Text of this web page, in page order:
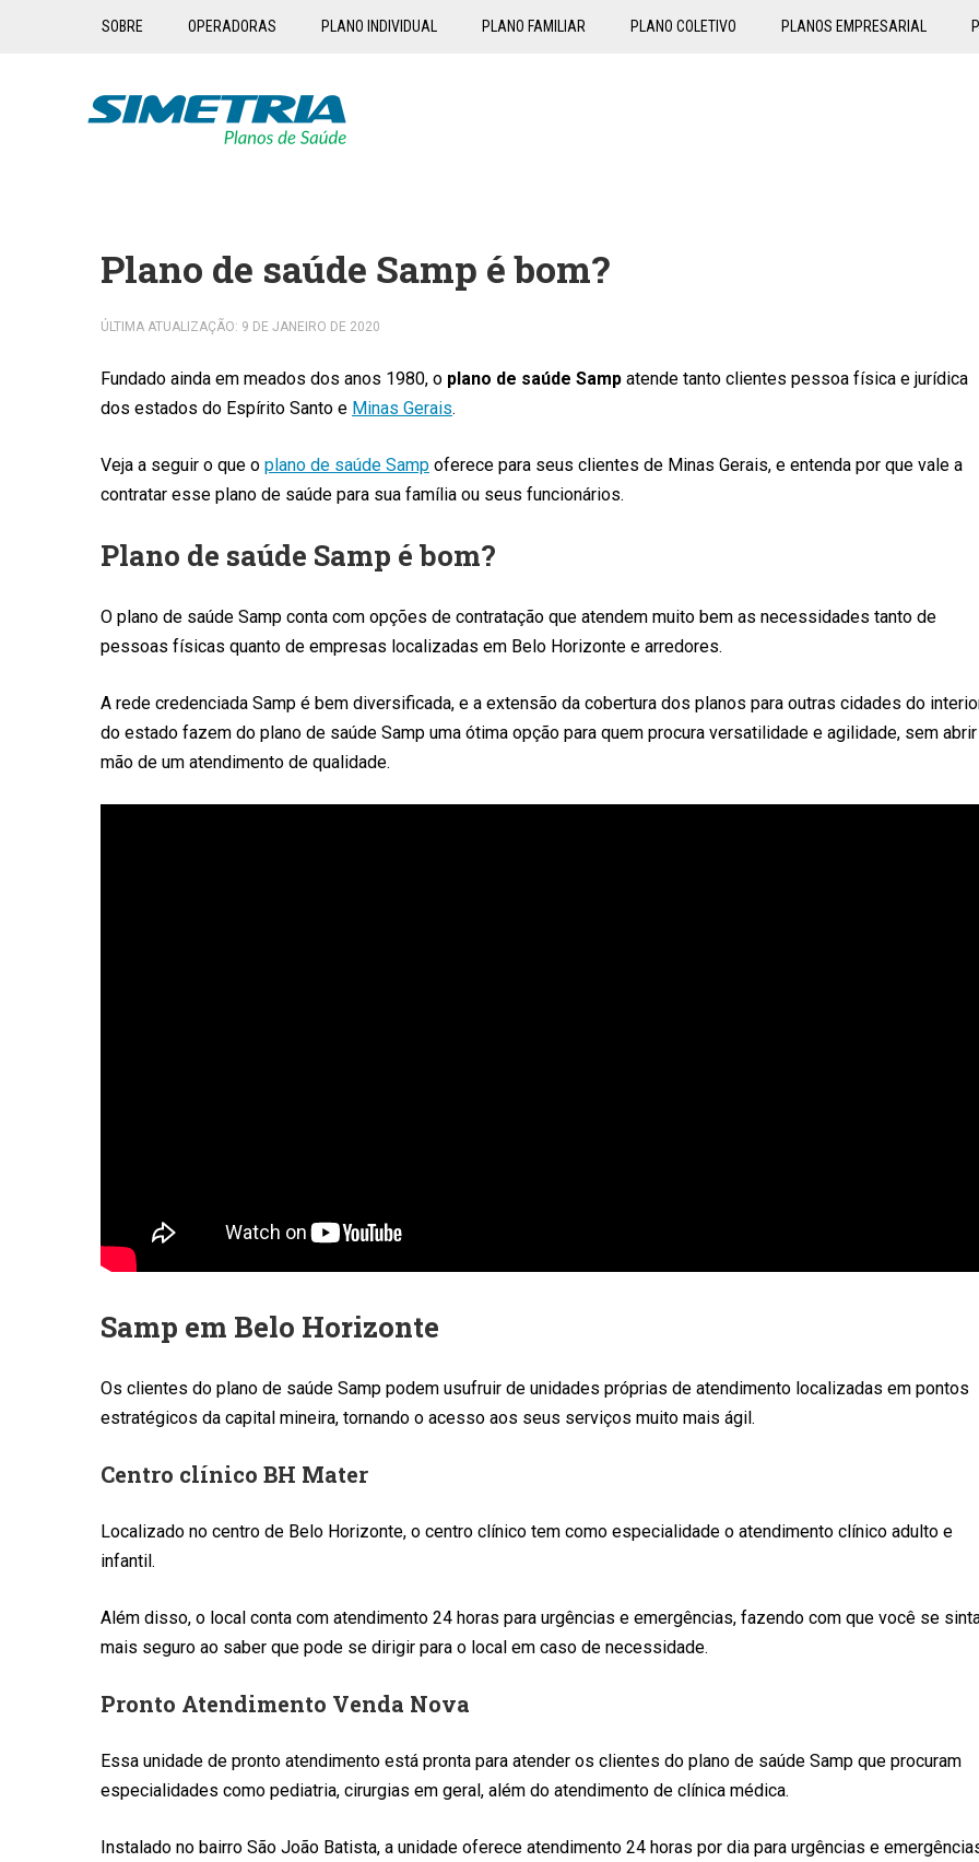
SOBRE OPERADORAS PLANO INDIVIDUAL PLANO FAMILIAR PLANO COLETIVO PLANOS EMPRESARIAL
Plano de saúde Samp é bom?
ÚLTIMA ATUALIZAÇÃO: 9 DE JANEIRO DE 2020
Fundado ainda em meados dos anos 1980, o plano de saúde Samp atende tanto clientes pessoa física e jurídica
dos estados do Espírito Santo e Minas Gerais.
Veja a seguir o que o plano de saúde Samp oferece para seus clientes de Minas Gerais, e entenda por que vale a
contratar esse plano de saúde para sua família ou seus funcionários.
Plano de saúde Samp é bom?
O plano de saúde Samp conta com opções de contratação que atendem muito bem as necessidades tanto de
pessoas físicas quanto de empresas localizadas em Belo Horizonte e arredores.
A rede credenciada Samp é bem diversificada, e a extensão da cobertura dos planos para outras cidades do
do estado fazem do plano de saúde Samp uma ótima opção para quem procura versatilidade e agilidade, sem abrir
mão de um atendimento de qualidade.
Samp em Belo Horizonte
Os clientes do plano de saúde Samp podem usufruir de unidades próprias de atendimento localizadas em pontos
estratégicos da capital mineira, tornando o acesso aos seus serviços muito mais ágil.
Centro clínico BH Mater
Localizado no centro de Belo Horizonte, o centro clínico tem como especialidade o atendimento clínico adulto e
infantil.
Além disso, o local conta com atendimento 24 horas para urgências e emergências, fazendo com que você se
mais seguro ao saber que pode se dirigir para o local em caso de necessidade.
Pronto Atendimento Venda Nova
Essa unidade de pronto atendimento está pronta para atender os clientes do plano de saúde Samp que procuram
especialidades como pediatria, cirurgias em geral, além do atendimento de clínica médica.
Instalado no bairro São João Batista, a unidade oferece atendimento 24 horas por dia para urgências e